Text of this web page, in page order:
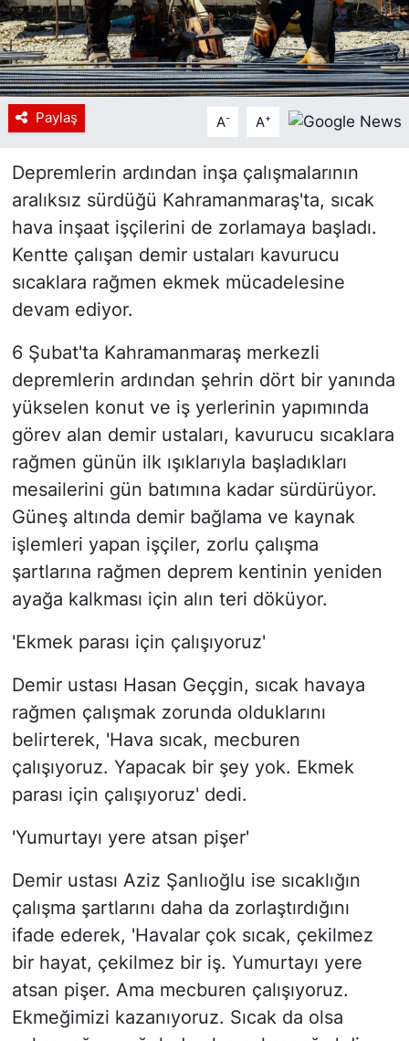
Paylaş A- A+
Depremlerin ardından inşa çalışmalarının
aralıksız sürdüğü Kahramanmaraş'ta, sıcak
hava inşaat işçilerini de zorlamaya başladı.
Kentte çalışan demir ustaları kavurucu
sıcaklara rağmen ekmek mücadelesine
devam ediyor.
6 Şubat'ta Kahramanmaraş merkezli
depremlerin ardından şehrin dört bir yanında
yükselen konut ve iş yerlerinin yapımında
görev alan demir ustaları, kavurucu sıcaklara
rağmen günün ilk ışıklarıyla başladıkları
mesailerini gün batımına kadar sürdürüyor.
Güneş altında demir bağlama ve kaynak
işlemleri yapan işçiler, zorlu çalışma
şartlarına rağmen deprem kentinin yeniden
ayağa kalkması için alın teri döküyor.
'Ekmek parası için çalışıyoruz'
Demir ustası Hasan Geçgin, sıcak havaya
rağmen çalışmak zorunda olduklarını
belirterek, 'Hava sıcak, mecburen
çalışıyoruz. Yapacak bir şey yok. Ekmek
parası için çalışıyoruz' dedi.
'Yumurtayı yere atsan pişer'
Demir ustası Aziz Şanlıoğlu ise sıcaklığın
çalışma şartlarını daha da zorlaştırdığını
ifade ederek, 'Havalar çok sıcak, çekilmez
bir hayat, çekilmez bir iş. Yumurtayı yere
atsan pişer. Ama mecburen çalışıyoruz.
Ekmeğimizi kazanıyoruz. Sıcak da olsa